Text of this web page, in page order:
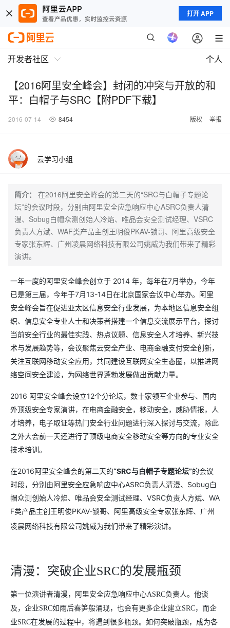
打开 APP
开发者社区 个人
【2016阿里安全峰会】封闭的冲突与开放的和
平：白帽子与SRC【附PDF下载】
2016-07-14 8454 版权 举报
云学习小组
简介：
在2016阿里安全峰会的第二天的“SRC与白帽子专题论
坛”的会议时段，分别由阿里安全应急响应中心ASRC负责人清
漫、Sobug白帽众测创始人冷焰、唯品会安全测试经理、VSRC
负责人方斌、WAF类产品主创王明俊PKAV-锁哥、阿里高级安全
专家张东辉、广州凌晨网络科技有限公司姚威为我们带来了精彩
演讲。
一年一度的阿里安全峰会创立于 2014 年，每年在7月举办，今年
已是第三届，今年于7月13-14日在北京国家会议中心举办。阿里
安全峰会旨在促进亚太区信息安全行业发展，为本地区信息安全组
织、信息安全专业人士和决策者搭建一个信息交流展示平台，探讨
当前安全行业的最佳实践、热点议题、信息安全人才培养、新兴技
术与发展趋势等，会议聚焦云安全产业、电商金融支付安全创新，
关注互联网移动安全应用，共同建设互联网安全生态圈，以推进网
络空间安全建设，为网络世界蓬勃发展做出贡献力量。
2016 阿里安全峰会设立12个分论坛，数十家领军企业参与、国内
外顶级安全专家演讲，在电商金融安全，移动安全，威胁情报，人
才培养，电子取证等热门安全行业问题进行深入探讨与交流，除此
之外大会前一天还进行了顶级电商安全移动安全等方向的专业安全
技术培训。
在2016阿里安全峰会的第二天的“SRC与白帽子专题论坛”的会议
时段，分别由阿里安全应急响应中心ASRC负责人清漫、Sobug白
帽众测创始人冷焰、唯品会安全测试经理、VSRC负责人方斌、WA
F类产品主创王明俊PKAV-锁哥、阿里高级安全专家张东辉、广州
凌晨网络科技有限公司姚威为我们带来了精彩演讲。
清漫：突破企业SRC的发展瓶颈
第一位演讲者清漫，阿里安全应急响应中心ASRC负责人。他谈
及，企业SRC如雨后春笋般涌现，也会有更多企业建立SRC，而企
业SRC在发展的过程中，将遇到很多瓶颈。如何突破瓶颈，成为各